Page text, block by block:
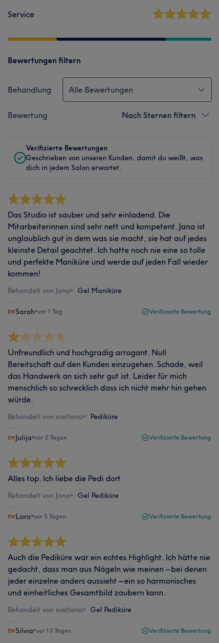
Service
Bewertungen filtern
Behandlung Alle Bewertungen
Bewertung Nach Sternen filtern
Verifizierte Bewertungen
Geschrieben von unseren Kunden, damit du weißt, was
dich in jedem Salon erwartet.
Das Studio ist sauber und sehr einladend. Die
Mitarbeiterinnen sind sehr nett und kompetent. Jana ist
unglaublich gut in dem was sie macht, sie hat auf jedes
kleinste Detail geachtet. Ich hatte noch nie eine so tolle
und perfekte Maniküre und werde auf jeden Fall wieder
kommen!
Behandelt von Jana• Gel Maniküre
Sarah•vor 1 Tag Verifizierte Bewertung
Unfreundlich und hochgradig arrogant. Null
Bereitschaft auf den Kunden einzugehen. Schade, weil
das Handwerk an sich sehr gut ist. Leider für mich
menschlich so schrecklich dass ich nicht mehr hin gehen
würde.
Behandelt von svetlana• Pediküre
Julija•vor 2 Tagen Verifizierte Bewertung
Alles top. Ich liebe die Pedi dort
Behandelt von Jana• Gel Pediküre
Lara•vor 5 Tagen Verifizierte Bewertung
Auch die Pediküre war ein echtes Highlight. Ich hätte nie
gedacht, dass man aus Nägeln wie meinen – bei denen
jeder einzelne anders aussieht – ein so harmonisches
und einheitliches Gesamtbild zaubern kann.
Behandelt von svetlana• Gel Pediküre
Silvia•vor 13 Tagen Verifizierte Bewertung